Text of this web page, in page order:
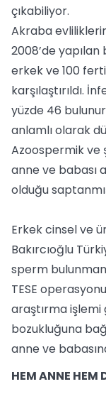
çıkabiliyor.
Akraba
2008’de yapılan
erkek ve 100
karşılaştırıldı.
yüzde 46
anlamlı olarak
Azoospermik ve
anne ve babası
olduğu
Erkek cinsel ve
Bakırcıoğlu
sperm
TESE
araştırma
bozukluğuna
anne ve
HEM ANNE HEM